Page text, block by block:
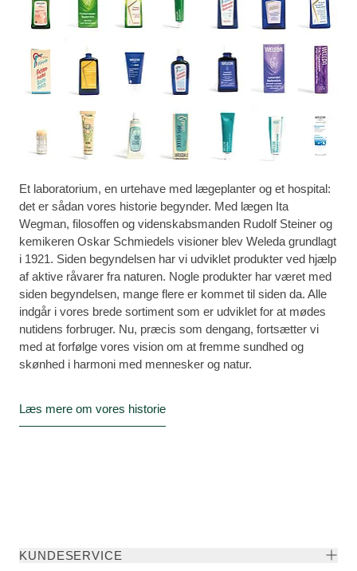
Et laboratorium, en urtehave med lægeplanter og et hospital:
det er sådan vores historie begynder. Med lægen Ita
Wegman, filosoffen og videnskabsmanden Rudolf Steiner og
kemikeren Oskar Schmiedels visioner blev Weleda grundlagt
i 1921. Siden begyndelsen har vi udviklet produkter ved hjælp
af aktive råvarer fra naturen. Nogle produkter har været med
siden begyndelsen, mange flere er kommet til siden da. Alle
indgår i vores brede sortiment som er udviklet for at mødes
nutidens forbruger. Nu, præcis som dengang, fortsætter vi
med at forfølge vores vision om at fremme sundhed og
skønhed i harmoni med mennesker og natur.
Læs mere om vores historie
KUNDESERVICE